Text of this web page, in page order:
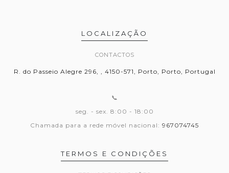
LOCALIZAÇÃO
CONTACTOS
R. do Passeio Alegre 296, , 4150-571, Porto, Porto, Portugal
📞
seg. - sex. 8:00 - 18:00
Chamada para a rede móvel nacional: 967074745
TERMOS E CONDIÇÕES